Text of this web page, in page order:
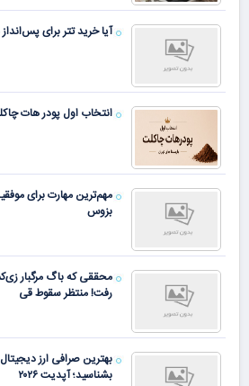
آیا خرید تتر برای
انتخاب اول پودر هات
مهم‌ترین مهارت برای
بزوس
محققی که باگ مرگبار
رفت! منتظر سقوط قی
بهترین صرافی ارز
بشناسید؛ آپدیت ۲۰۲۶